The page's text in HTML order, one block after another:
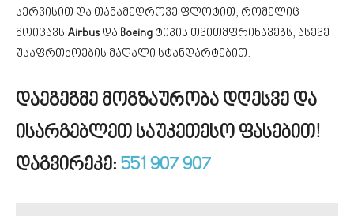
სერვისით და თანამედროვე ფლოტით, რომელიც
მოიცავს Airbus და Boeing ტიპის თვითმფრინავებს, ასევე
უსაფრთხოების მაღალი სტანდარტებით.
დაეგეგმე მოგზაურობა დღესვე და
ისარგებლეთ საუკეთესო ფასებით!
დაგვირეკე: 551 907 907